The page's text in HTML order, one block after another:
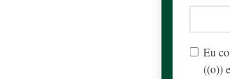
Eu
((o))